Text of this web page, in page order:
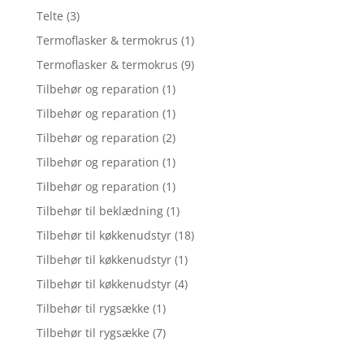
Telte (3)
Termoflasker & termokrus (1)
Termoflasker & termokrus (9)
Tilbehør og reparation (1)
Tilbehør og reparation (1)
Tilbehør og reparation (2)
Tilbehør og reparation (1)
Tilbehør og reparation (1)
Tilbehør til beklædning (1)
Tilbehør til køkkenudstyr (18)
Tilbehør til køkkenudstyr (1)
Tilbehør til køkkenudstyr (4)
Tilbehør til rygsække (1)
Tilbehør til rygsække (7)